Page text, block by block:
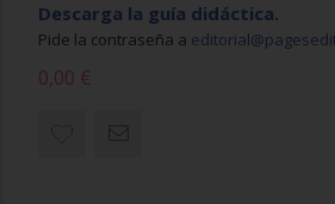
Descarga la guía didáctica.
Pide la contraseña a
0,00 €